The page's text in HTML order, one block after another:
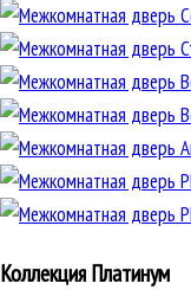
Коллекция Платинум